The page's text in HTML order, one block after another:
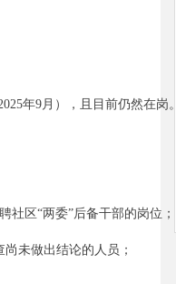
年9月），且目前仍然在岗。
区“两委”后备干部的岗位；
未做出结论的人员；